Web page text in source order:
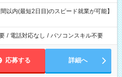
以内(最短2日目)のスピード就業が可能】
/ 電話対応なし / パソコンスキル不要
応募する 詳細へ